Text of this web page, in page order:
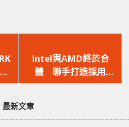
一
篇
文
Intel與AMD終於合
體 聯手打造採用
HBM2的高效內顯處理
最新文章